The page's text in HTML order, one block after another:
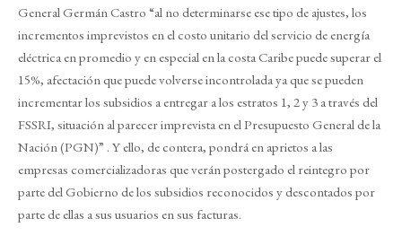
General Germán Castro “al no determinarse ese tipo de ajustes, los
incrementos imprevistos en el costo unitario del servicio de energía
eléctrica en promedio y en especial en la costa Caribe puede superar el
15%, afectación que puede volverse incontrolada ya que se pueden
incrementar los subsidios a entregar a los estratos 1, 2 y 3 a través del
FSSRI, situación al parecer imprevista en el Presupuesto General de la
Nación (PGN)” . Y ello, de contera, pondrá en aprietos a las
empresas comercializadoras que verán postergado el reintegro por
parte del Gobierno de los subsidios reconocidos y descontados por
parte de ellas a sus usuarios en sus facturas.